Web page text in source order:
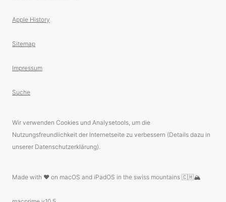
Apple History
Sitemap
Impressum
Suche
Wir verwenden Cookies und Analysetools, um die
Nutzungsfreundlichkeit der Internetseite zu verbessern (Details dazu in
unserer Datenschutzerklärung).
Made with ❤️ on macOS and iPadOS in the swiss mountains 🇨🇭🏔